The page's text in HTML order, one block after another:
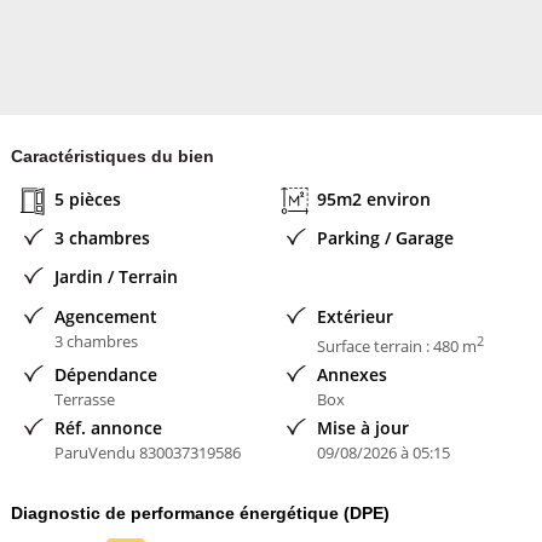
Caractéristiques du bien
5 pièces
95m2 environ
3 chambres
Parking / Garage
Jardin / Terrain
Agencement
3 chambres
Extérieur
Surface terrain : 480 m2
Dépendance
Terrasse
Annexes
Box
Réf. annonce
ParuVendu 830037319586
Mise à jour
09/08/2026 à 05:15
Diagnostic de performance énergétique (DPE)